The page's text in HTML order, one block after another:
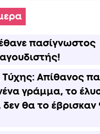
πασίγνωστος
Απίθανος
γράμμα, το
δεν θα το έβρισκαν